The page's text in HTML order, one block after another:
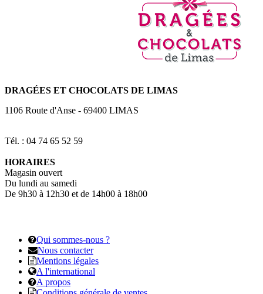
DRAGÉES ET CHOCOLATS DE LIMAS
1106 Route d'Anse - 69400 LIMAS
Tél. : 04 74 65 52 59
HORAIRES
Magasin ouvert
Du lundi au samedi
De 9h30 à 12h30 et de 14h00 à 18h00
Qui sommes-nous ?
Nous contacter
Mentions légales
A l'international
A propos